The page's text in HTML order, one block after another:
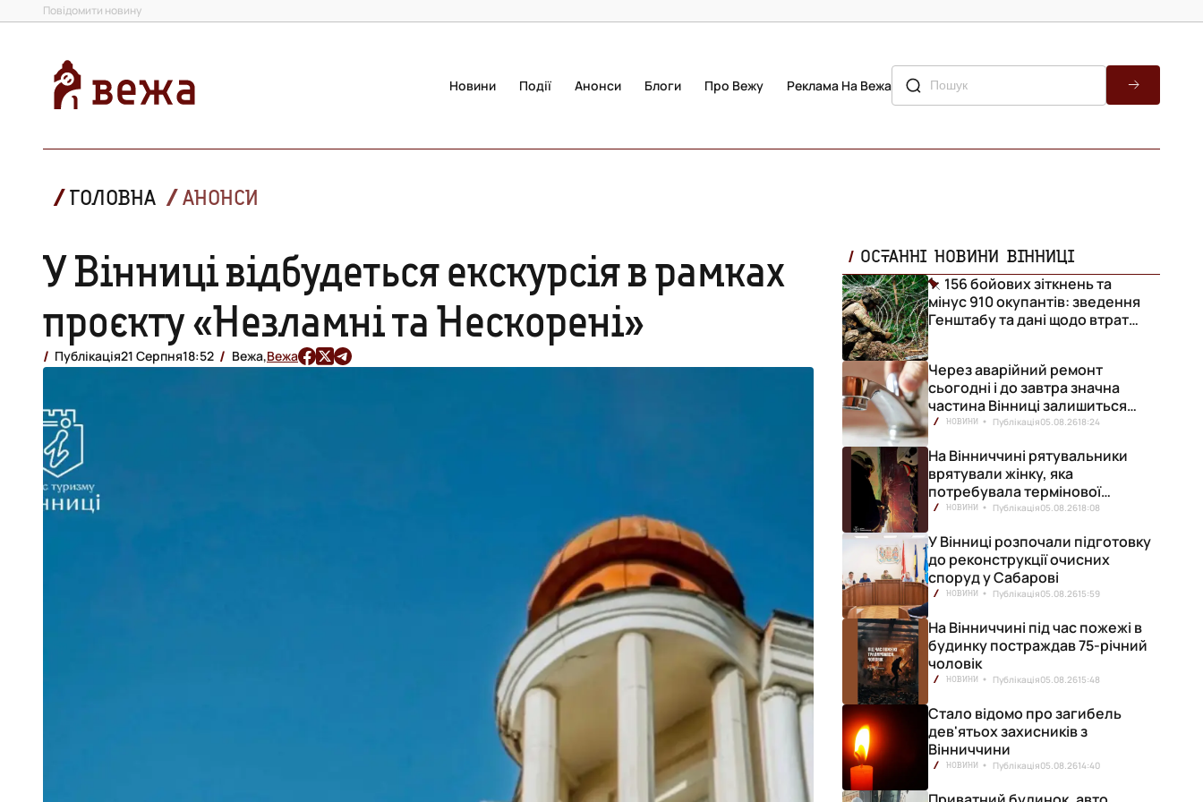
Повідомити новину
Новини Події Анонси Блоги Про Вежу Реклама На Вежа
ГОЛОВНА АНОНСИ
У Вінниці відбудеться екскурсія в рамках
проєкту «Незламні та Нескорені»
Публікація21 Серпня18:52 Вежа,Вежа
ОСТАННІ НОВИНИ ВІННИЦІ
156 бойових зіткнень та
мінус 910 окупантів: зведення
Генштабу та дані щодо втрат
Через аварійний ремонт
сьогодні і до завтра значна
частина Вінниці залишиться
без води
НОВИНИ Публікація05.08.2618:24
На Вінниччині рятувальники
врятували жінку, яка
потребувала термінової
медичної допомоги
НОВИНИ Публікація05.08.2618:08
У Вінниці розпочали підготовку
до реконструкції очисних
споруд у Сабарові
НОВИНИ Публікація05.08.2615:59
На Вінниччині під час пожежі в
будинку постраждав 75-річний
чоловік
НОВИНИ Публікація05.08.2615:48
Стало відомо про загибель
дев'ятьох захисників з
Вінниччини
НОВИНИ Публікація05.08.2614:40